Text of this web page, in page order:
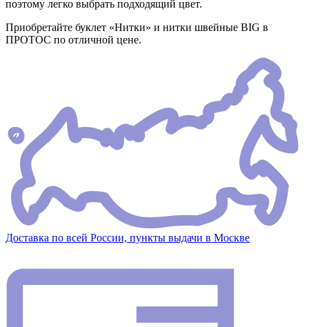
поэтому легко выбрать подходящий цвет.
Приобретайте буклет «Нитки» и нитки швейные BIG в
ПРОТОС по отличной цене.
Доставка по всей России, пункты выдачи в Москве